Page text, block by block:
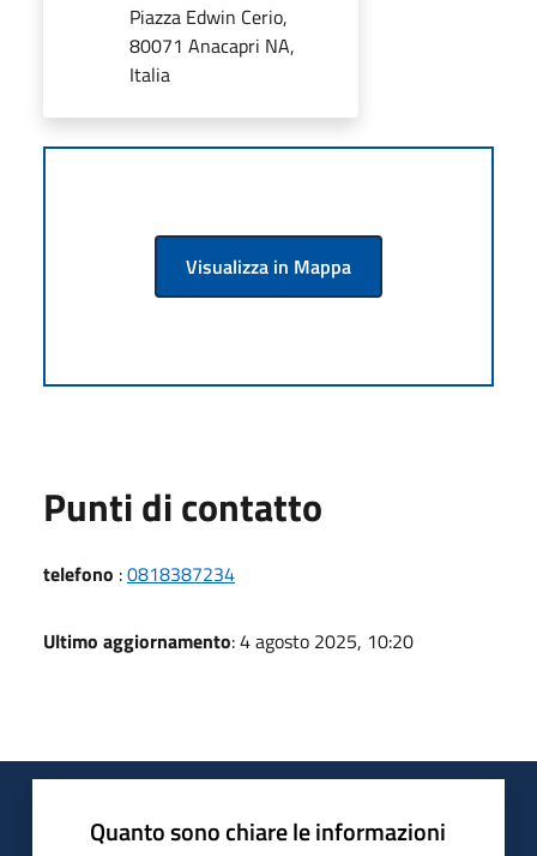
Piazza Edwin Cerio,
80071 Anacapri NA,
Italia
Visualizza in Mappa
Punti di contatto
telefono :0818387234
Ultimo aggiornamento: 4 agosto 2025, 10:20
Quanto sono chiare le informazioni